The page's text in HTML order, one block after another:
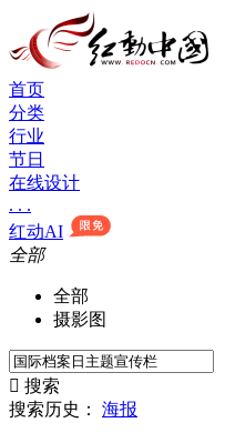
首页
分类
行业
节日
在线设计
. . .
红动AI
全部
全部
摄影图
 搜索
搜索历史：
海报